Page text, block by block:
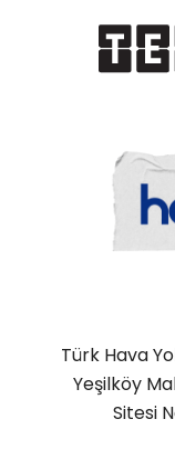
Türk Hava
Yeşilköy
Sitesi